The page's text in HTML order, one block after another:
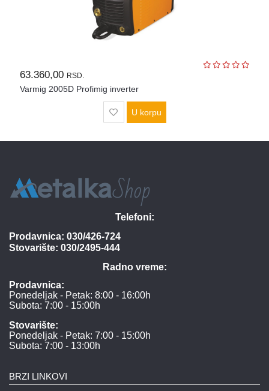
63.360,00 RSD.
Varmig 2005D Profimig inverter
U korpu
Telefoni:
Prodavnica: 030/426-724
Stovarište: 030/2495-444
Radno vreme:
Prodavnica:
Ponedeljak - Petak: 8:00 - 16:00h
Subota: 7:00 - 15:00h
Stovarište:
Ponedeljak - Petak: 7:00 - 15:00h
Subota: 7:00 - 13:00h
BRZI LINKOVI